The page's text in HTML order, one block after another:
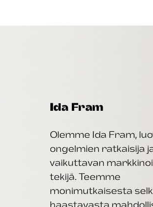
Ida Fram
Olemme Ida Fram,
ongelmien ratkaisija
vaikuttavan
tekijä. Teemme
monimutkaisesta